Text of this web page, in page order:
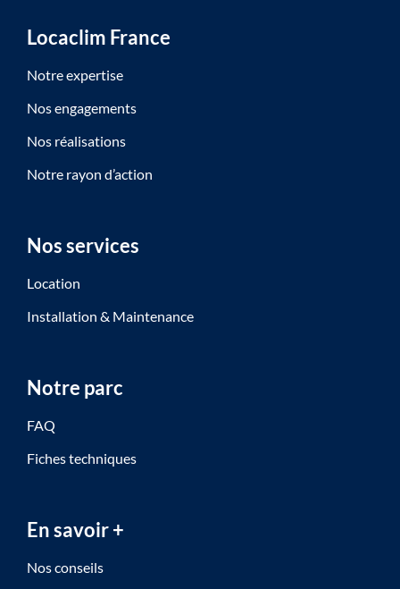
Locaclim France
Notre expertise
Nos engagements
Nos réalisations
Notre rayon d’action
Nos services
Location
Installation & Maintenance
Notre parc
FAQ
Fiches techniques
En savoir +
Nos conseils